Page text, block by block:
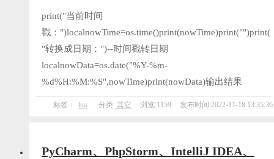
print("当前时间
戳：")localnowTime=os.time()print(nowTime)print("")print(
"转换成日期：")--时间戳转日期
localnowData=os.date("%Y-%m-
%d%H:%M:%S",nowTime)print(nowData)输出结果
标签： lua 分类: 其它 浏览:1159 发布时间:2022-11-18 13:35:36
PyCharm、PhpStorm、IntelliJ IDEA、